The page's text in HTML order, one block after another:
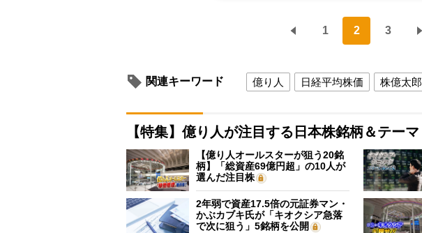
1 2 3
関連キーワード 億り人 日経平均株価 株億太郎
【特集】億り人が注目する日本株銘柄＆テーマ
【億り人オールスターが狙う20銘
柄】「総資産69億円超」の10人が
選んだ注目株
2年弱で資産17.5倍の元証券マン・
かぶカブキ氏が「キオクシア急落
で次に狙う」5銘柄を公開